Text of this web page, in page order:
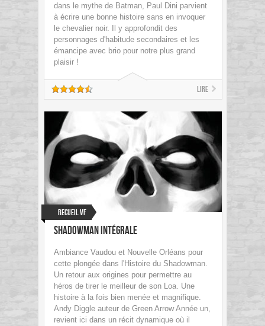
dans le mythe de Batman, Paul Dini parvient
à écrire une bonne histoire sans en invoquer
le chevalier noir. Il y approfondit des
personnages d'habitude secondaires et les
émancipe avec brio pour notre plus grand
plaisir !
Lire
Recueil VF
Shadowman Intégrale
Ambiance Vaudou et Nouvelle Orléans pour
cette plongée dans l'Histoire du Shadowman.
Un retour aux origines pour permettre au
héros de tirer le meilleur de son Loa. Une
histoire à la fois bien menée et magnifique.
Andy Diggle auteur de Green Arrow Année un,
revient ici dans un récit dynamique où il